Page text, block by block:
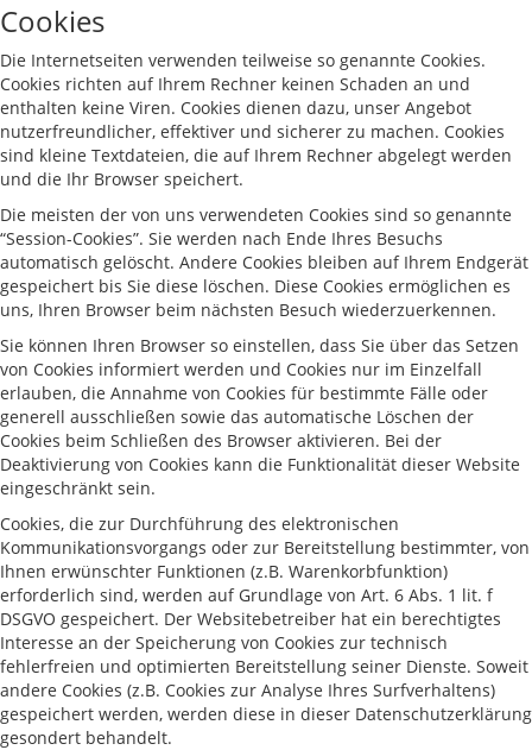
Cookies
Die Internetseiten verwenden teilweise so genannte Cookies.
Cookies richten auf Ihrem Rechner keinen Schaden an und
enthalten keine Viren. Cookies dienen dazu, unser Angebot
nutzerfreundlicher, effektiver und sicherer zu machen. Cookies
sind kleine Textdateien, die auf Ihrem Rechner abgelegt werden
und die Ihr Browser speichert.
Die meisten der von uns verwendeten Cookies sind so genannte
“Session-Cookies”. Sie werden nach Ende Ihres Besuchs
automatisch gelöscht. Andere Cookies bleiben auf Ihrem Endgerät
gespeichert bis Sie diese löschen. Diese Cookies ermöglichen es
uns, Ihren Browser beim nächsten Besuch wiederzuerkennen.
Sie können Ihren Browser so einstellen, dass Sie über das Setzen
von Cookies informiert werden und Cookies nur im Einzelfall
erlauben, die Annahme von Cookies für bestimmte Fälle oder
generell ausschließen sowie das automatische Löschen der
Cookies beim Schließen des Browser aktivieren. Bei der
Deaktivierung von Cookies kann die Funktionalität dieser Website
eingeschränkt sein.
Cookies, die zur Durchführung des elektronischen
Kommunikationsvorgangs oder zur Bereitstellung bestimmter, von
Ihnen erwünschter Funktionen (z.B. Warenkorbfunktion)
erforderlich sind, werden auf Grundlage von Art. 6 Abs. 1 lit. f
DSGVO gespeichert. Der Websitebetreiber hat ein berechtigtes
Interesse an der Speicherung von Cookies zur technisch
fehlerfreien und optimierten Bereitstellung seiner Dienste. Soweit
andere Cookies (z.B. Cookies zur Analyse Ihres Surfverhaltens)
gespeichert werden, werden diese in dieser Datenschutzerklärung
gesondert behandelt.